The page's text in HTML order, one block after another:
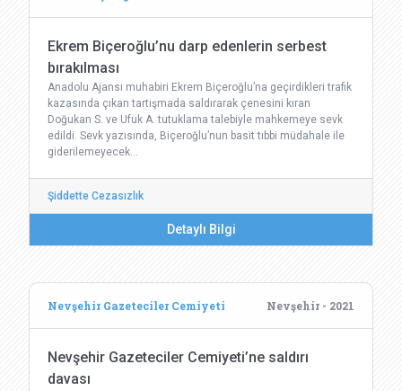
Ekrem Biçeroğlu’nu darp edenlerin serbest
bırakılması
Anadolu Ajansı muhabiri Ekrem Biçeroğlu’na geçirdikleri trafik
kazasında çıkan tartışmada saldırarak çenesini kıran
Doğukan S. ve Ufuk A. tutuklama talebiyle mahkemeye sevk
edildi. Sevk yazısında, Biçeroğlu’nun basit tıbbi müdahale ile
giderilemeyecek…
Şiddette Cezasızlık
Detaylı Bilgi
Nevşehir Gazeteciler Cemiyeti Nevşehir - 2021
Nevşehir Gazeteciler Cemiyeti’ne saldırı
davası